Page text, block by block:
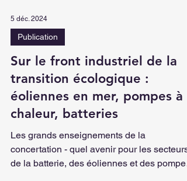
5 déc. 2024
Publication
Sur le front industriel de la
transition écologique :
éoliennes en mer, pompes à
chaleur, batteries
Les grands enseignements de la